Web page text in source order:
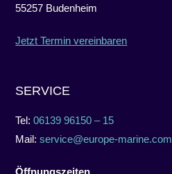
55257 Budenheim
Jetzt Termin vereinbaren
SERVICE
Tel:06139 96150 – 15
Mail:service@europe-marine.com
Öffnungszeiten